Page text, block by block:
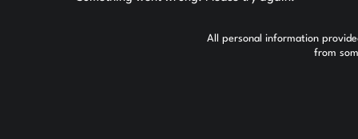
All personal information
from